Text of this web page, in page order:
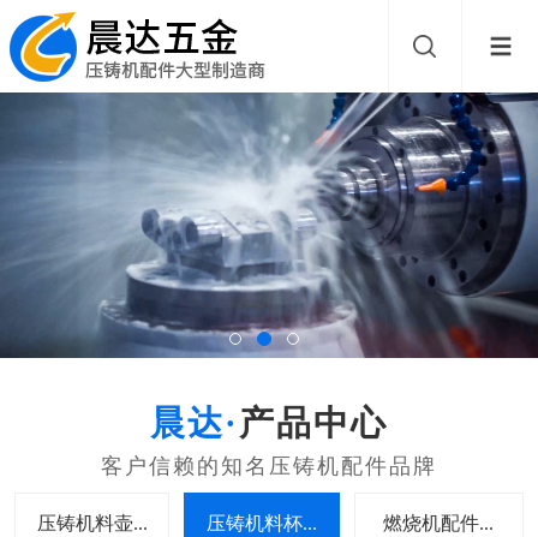
产品中心
压铸机料壶... 压铸机料杯... 燃烧机配件...